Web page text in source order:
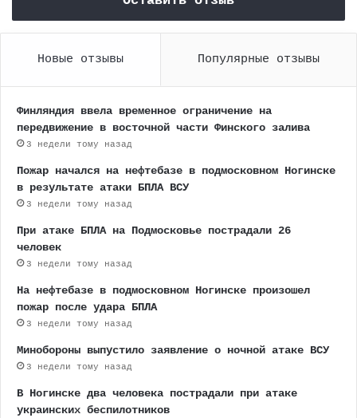
Новые отзывы Популярные отзывы
Финляндия ввела временное ограничение на
передвижение в восточной части Финского залива
3 недели тому назад
Пожар начался на нефтебазе в подмосковном Ногинске
в результате атаки БПЛА ВСУ
3 недели тому назад
При атаке БПЛА на Подмосковье пострадали 26
человек
3 недели тому назад
На нефтебазе в подмосковном Ногинске произошел
пожар после удара БПЛА
3 недели тому назад
Минобороны выпустило заявление о ночной атаке ВСУ
3 недели тому назад
В Ногинске два человека пострадали при атаке
украинских беспилотников